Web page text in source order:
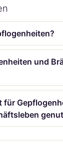
und
für